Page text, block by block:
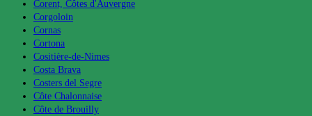
Corent, Côtes d'Auvergne
Corgoloin
Cornas
Cortona
Cositière-de-Nimes
Costa Brava
Costers del Segre
Côte Chalonnaise
Côte de Brouilly